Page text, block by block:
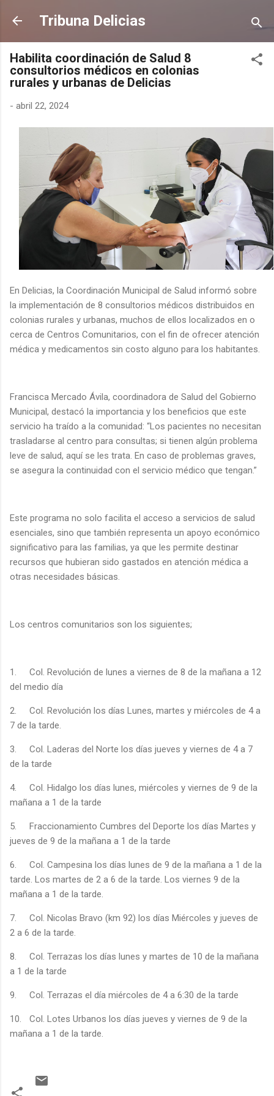
Ir al contenido principal
Tribuna Delicias
Habilita coordinación de Salud 8
consultorios médicos en colonias
rurales y urbanas de Delicias
- abril 22, 2024
En Delicias, la Coordinación Municipal de Salud informó sobre
la implementación de 8 consultorios médicos distribuidos en
colonias rurales y urbanas, muchos de ellos localizados en o
cerca de Centros Comunitarios, con el fin de ofrecer atención
médica y medicamentos sin costo alguno para los habitantes.
Francisca Mercado Ávila, coordinadora de Salud del Gobierno
Municipal, destacó la importancia y los beneficios que este
servicio ha traído a la comunidad: “Los pacientes no necesitan
trasladarse al centro para consultas; si tienen algún problema
leve de salud, aquí se les trata. En caso de problemas graves,
se asegura la continuidad con el servicio médico que tengan.”
Este programa no solo facilita el acceso a servicios de salud
esenciales, sino que también representa un apoyo económico
significativo para las familias, ya que les permite destinar
recursos que hubieran sido gastados en atención médica a
otras necesidades básicas.
Los centros comunitarios son los siguientes;
1.
Col. Revolución de lunes a viernes de 8 de la mañana a 12
del medio día
2.
Col. Revolución los días Lunes, martes y miércoles de 4 a
7 de la tarde.
3.
Col. Laderas del Norte los días jueves y viernes de 4 a 7
de la tarde
4.
Col. Hidalgo los días lunes, miércoles y viernes de 9 de la
mañana a 1 de la tarde
5.
Fraccionamiento Cumbres del Deporte los días Martes y
jueves de 9 de la mañana a 1 de la tarde
6.
Col. Campesina los días lunes de 9 de la mañana a 1 de la
tarde. Los martes de 2 a 6 de la tarde. Los viernes 9 de la
mañana a 1 de la tarde.
7.
Col. Nicolas Bravo (km 92) los días Miércoles y jueves de
2 a 6 de la tarde.
8.
Col. Terrazas los días lunes y martes de 10 de la mañana
a 1 de la tarde
9. Col. Terrazas el día miércoles de 4 a 6:30 de la tarde
10.
Col. Lotes Urbanos los días jueves y viernes de 9 de la
mañana a 1 de la tarde.